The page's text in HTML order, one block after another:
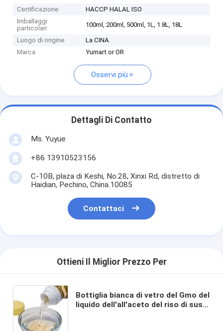
Certificazione
HACCP HALAL ISO
Imballaggi
particolari
100ml, 200ml, 500ml, 1L, 1.8L, 18L
Luogo di origine
La CINA
Marca
Yumart or OR
Osservi più
Dettagli Di Contatto
Ms. Yuyue
+86 13910523156
C-10B, plaza di Keshi, No.28, Xinxi Rd, distretto di
Haidian, Pechino, China.10085
Contattaci
Ottieni Il Miglior Prezzo Per
Bottiglia bianca di vetro del Gmo del
liquido dell'all'aceto del riso di sushi